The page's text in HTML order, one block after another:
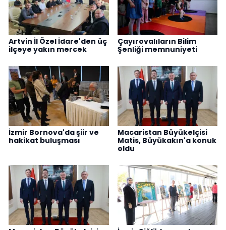
Artvin İl Özel İdare'den üç
ilçeye yakın mercek
Çayırovalıların Bilim
Şenliği memnuniyeti
İzmir Bornova'da şiir ve
hakikat buluşması
Macaristan Büyükelçisi
Matis, Büyükakın'a konuk
oldu